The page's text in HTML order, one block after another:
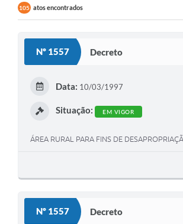
105 atos encontrados
Nº 1557 Decreto
Data: 10/03/1997
Situação: EM VIGOR
ÁREA RURAL PARA FINS DE
Nº 1557 Decreto